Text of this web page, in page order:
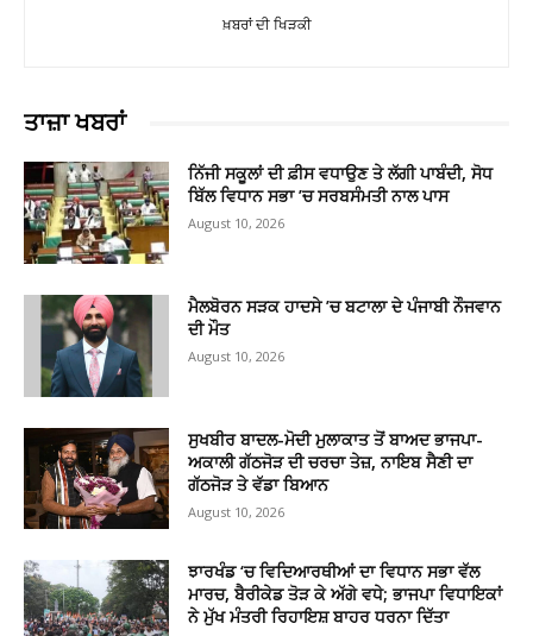
ਖ਼ਬਰਾਂ ਦੀ ਖਿੜਕੀ
ਤਾਜ਼ਾ ਖਬਰਾਂ
ਨਿੱਜੀ ਸਕੂਲਾਂ ਦੀ ਫ਼ੀਸ ਵਧਾਉਣ ਤੇ ਲੱਗੀ ਪਾਬੰਦੀ, ਸੋਧ
ਬਿੱਲ ਵਿਧਾਨ ਸਭਾ ’ਚ ਸਰਬਸੰਮਤੀ ਨਾਲ ਪਾਸ
August 10, 2026
ਮੈਲਬੋਰਨ ਸੜਕ ਹਾਦਸੇ ’ਚ ਬਟਾਲਾ ਦੇ ਪੰਜਾਬੀ ਨੌਜਵਾਨ
ਦੀ ਮੌਤ
August 10, 2026
ਸੁਖਬੀਰ ਬਾਦਲ-ਮੋਦੀ ਮੁਲਾਕਾਤ ਤੋਂ ਬਾਅਦ ਭਾਜਪਾ-
ਅਕਾਲੀ ਗੱਠਜੋੜ ਦੀ ਚਰਚਾ ਤੇਜ਼, ਨਾਇਬ ਸੈਣੀ ਦਾ
ਗੱਠਜੋੜ ਤੇ ਵੱਡਾ ਬਿਆਨ
August 10, 2026
ਝਾਰਖੰਡ ‘ਚ ਵਿਦਿਆਰਥੀਆਂ ਦਾ ਵਿਧਾਨ ਸਭਾ ਵੱਲ
ਮਾਰਚ, ਬੈਰੀਕੇਡ ਤੋੜ ਕੇ ਅੱਗੇ ਵਧੇ; ਭਾਜਪਾ ਵਿਧਾਇਕਾਂ
ਨੇ ਮੁੱਖ ਮੰਤਰੀ ਰਿਹਾਇਸ਼ ਬਾਹਰ ਧਰਨਾ ਦਿੱਤਾ